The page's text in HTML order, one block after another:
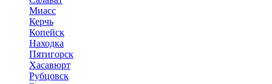
Миасс
Керчь
Копейск
Находка
Пятигорск
Хасавюрт
Рубцовск